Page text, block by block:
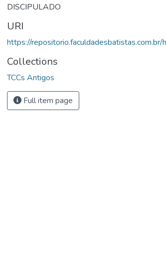
DISCIPULADO
URI
https://
Collections
TCCs Antigos
Full item page